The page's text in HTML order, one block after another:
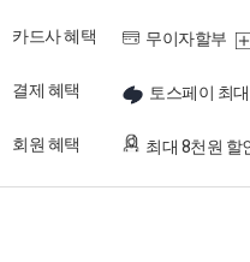
카드사 혜택 무이자할부
결제 혜택 토스페이 최
회원 혜택 최대 8천원 할